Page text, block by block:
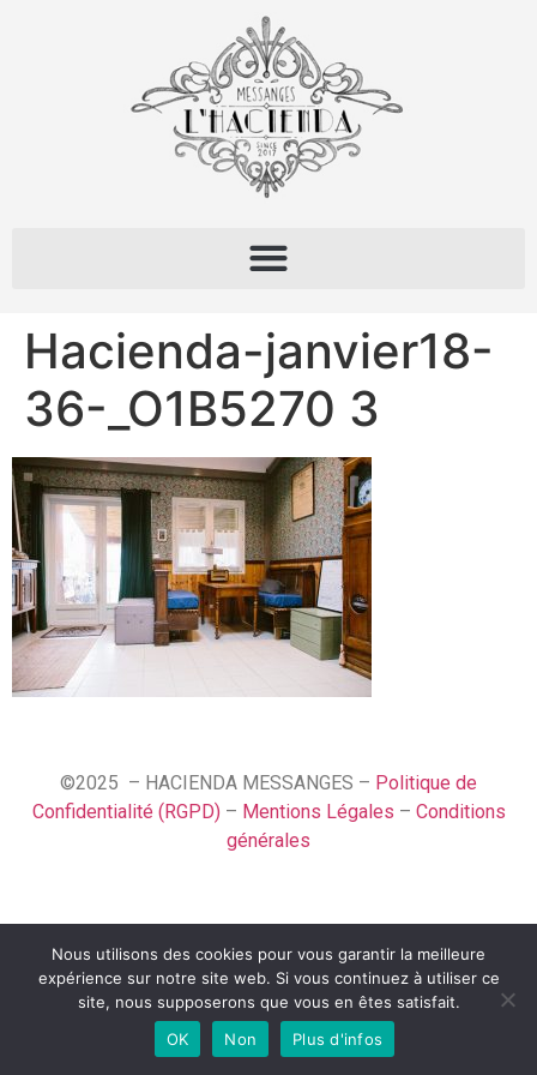
Hacienda-janvier18-
36-_O1B5270 3
©2025 – HACIENDA MESSANGES – Politique de
Confidentialité (RGPD)– Mentions Légales – Conditions
générales
Français
English (UK)
Español
Nous utilisons des cookies pour vous garantir la meilleure
expérience sur notre site web. Si vous continuez à utiliser ce
site, nous supposerons que vous en êtes satisfait.
OK
Non Plus d'infos